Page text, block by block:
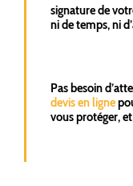
signature de
ni de temps, ni
Pas besoin
devis en ligne
vous protéger,